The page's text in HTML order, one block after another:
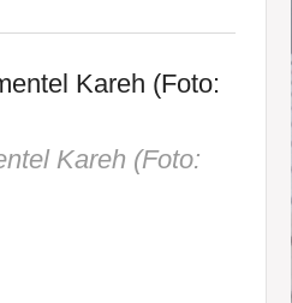
Kareh (Foto: